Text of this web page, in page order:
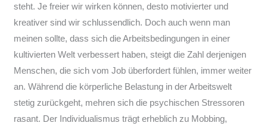
steht. Je freier wir wirken können, desto motivierter und
kreativer sind wir schlussendlich. Doch auch wenn man
meinen sollte, dass sich die Arbeitsbedingungen in einer
kultivierten Welt verbessert haben, steigt die Zahl derjenigen
Menschen, die sich vom Job überfordert fühlen, immer weiter
an. Während die körperliche Belastung in der Arbeitswelt
stetig zurückgeht, mehren sich die psychischen Stressoren
rasant. Der Individualismus trägt erheblich zu Mobbing,